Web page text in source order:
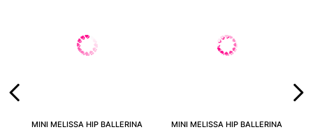
MINI MELISSA HIP BALLERINA
MINI MELISSA HIP BALLERINA